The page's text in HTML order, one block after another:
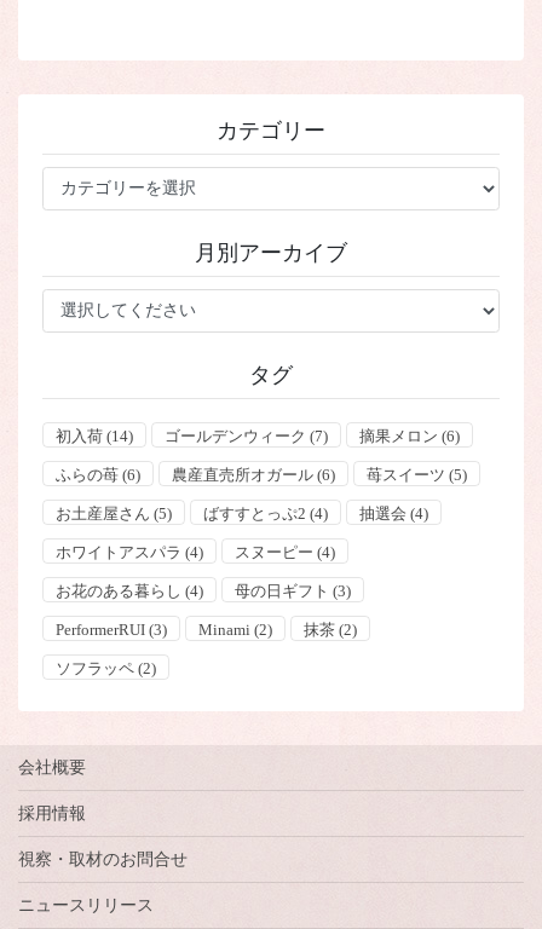
カテゴリー
ー
月別アーカイブ
タグ
初入荷(14) ゴールデンウィーク (7) 摘果メロン (6)
ふらの苺(6) 農産直売所オガール(6) 苺スイーツ (5)
お土産屋さん (5) ばすすとっぷ2 (4) 抽選会 (4)
ホワイトアスパラ (4) スヌーピー (4)
お花のある暮らし (4) 母の日ギフト (3)
PerformerRUI(3) Minami (2) 抹茶(2)
ソフラッペ(2)
会社概要
採用情報
視察・取材のお問合せ
ニュースリリース